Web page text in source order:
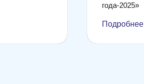
года-2025»
Подробнее